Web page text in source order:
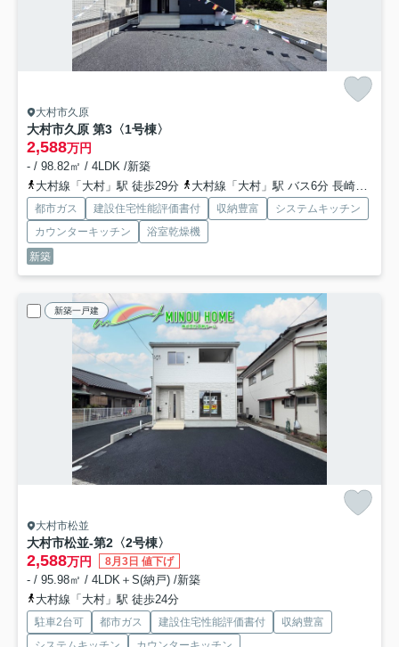
大村市久原
大村市久原 第3 〈1号棟〉
2,588万円
- / 98.82㎡ / 4LDK /新築
大村線「大村」駅 徒歩29分
大村線「大村」駅 バス6分 長崎県営バス「大村公園」 停歩7分
都市ガス 建設住宅性能評価書付 収納豊富
システムキッチン
カウンターキッチン
浴室乾燥機
新築
新築一戸建
大村市松並
大村市松並-第2 〈2号棟〉
2,588万円 8月3日 値下げ
- / 95.98㎡ / 4LDK＋S(納戸) /新築
大村線「大村」駅 徒歩24分
駐車2台可 都市ガス 建設住宅性能評価書付
収納豊富